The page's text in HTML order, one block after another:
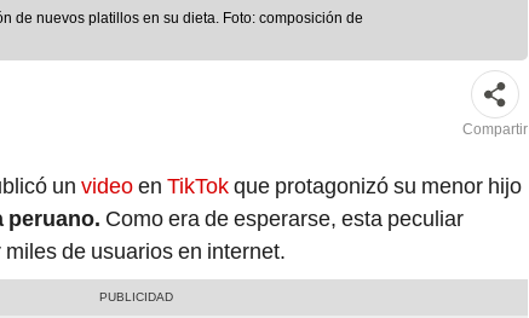
de nuevos platillos en su dieta. Foto: composición de
Compartir
un videoen TikTokque protagonizó su menor hijo
peruano. Como era de esperarse, esta peculiar
de usuarios en internet.